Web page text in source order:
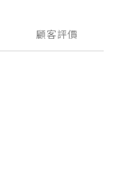
顧客評價